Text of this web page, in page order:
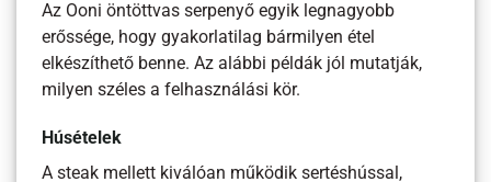
Az Ooni öntöttvas serpenyő egyik legnagyobb
erőssége, hogy gyakorlatilag bármilyen étel
elkészíthető benne. Az alábbi példák jól mutatják,
milyen széles a felhasználási kör.
Húsételek
A steak mellett kiválóan működik sertéshússal,